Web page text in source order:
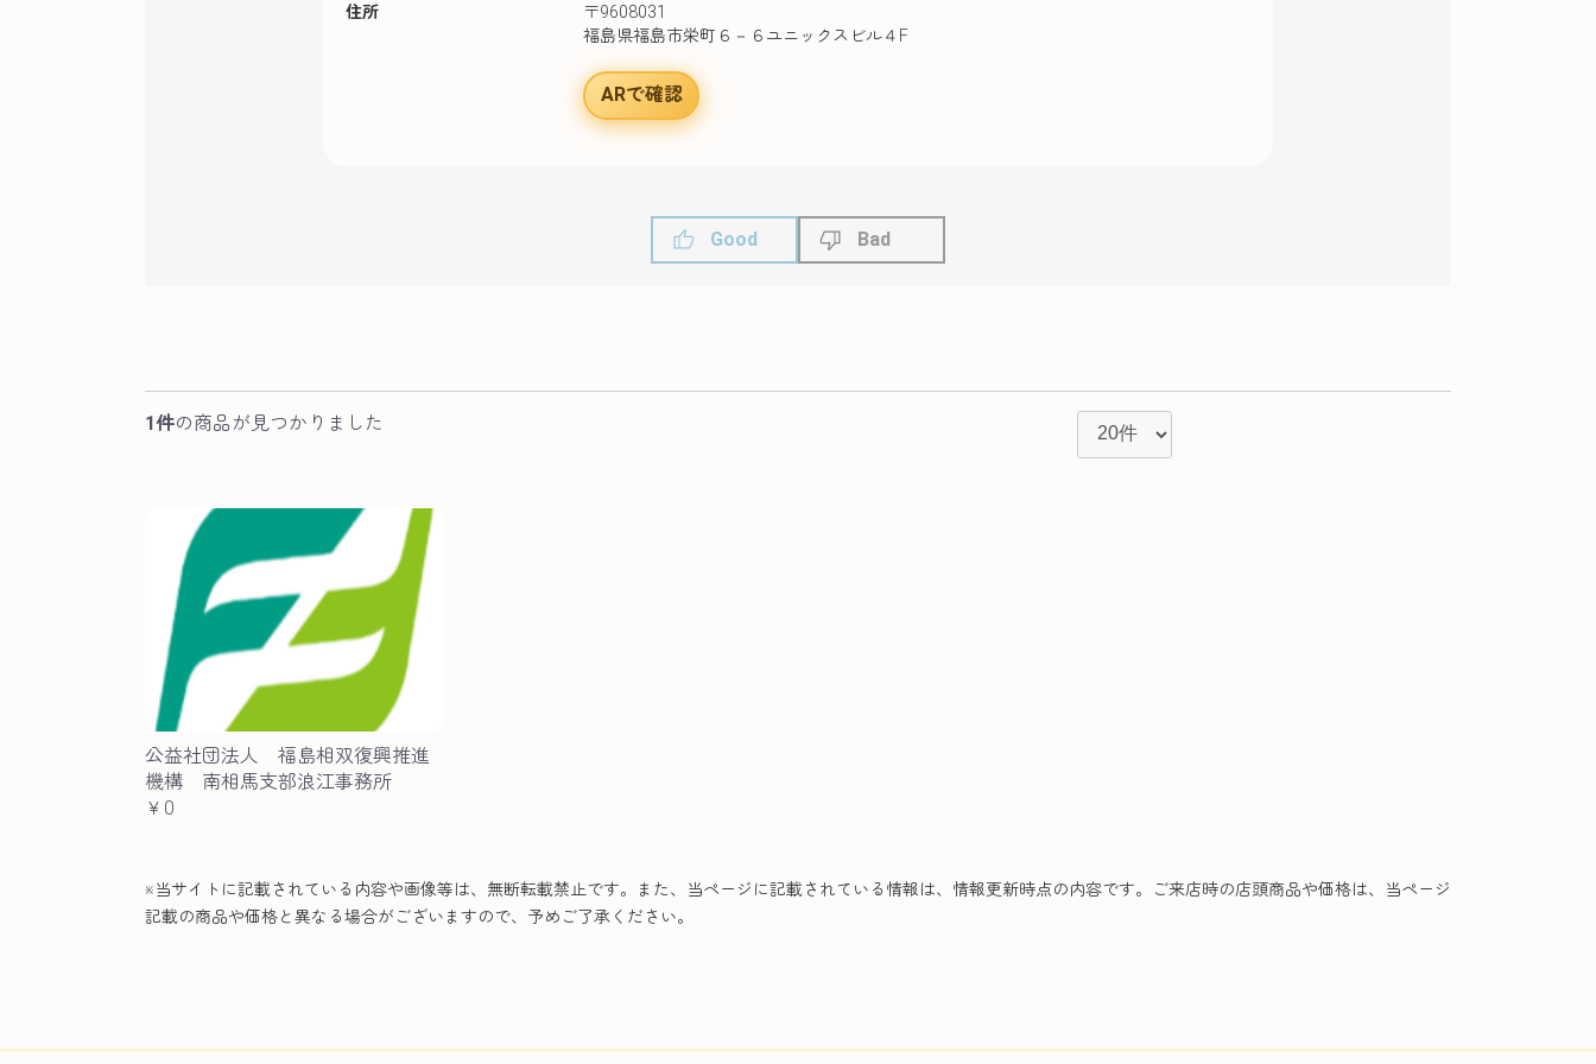
住所
〒9608031
福島県福島市栄町６－６ユニックスビル４F
ARで確認
Good Bad
1件の商品が見つかりました
公益社団法人 福島相双復興推進
機構 南相馬支部浪江事務所
￥0
※当サイトに記載されている内容や画像等は、無断転載禁止です。また、当ページに記載されている情報は、情報更新時点の内容です。ご来店時の店頭商品や価格は、当ページ
記載の商品や価格と異なる場合がございますので、予めご了承ください。